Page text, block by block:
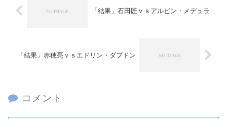
「結果」石田匠ｖｓアルビン・メデュラ
「結果」赤穂亮ｖｓエドリン・ダプドン
コメント